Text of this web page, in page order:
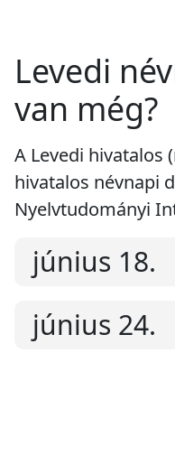
Levedi
van még?
A Levedi hivatalos
hivatalos névnapi
Nyelvtudományi
június 18.
június 24.